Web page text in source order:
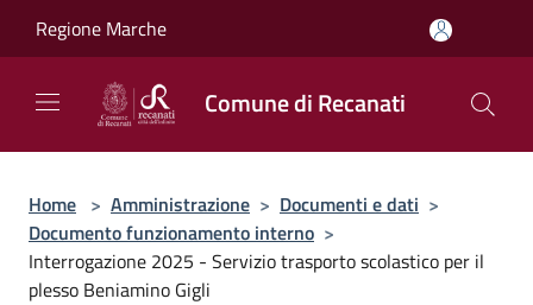
Regione Marche
Comune di Recanati
Home > Amministrazione > Documenti e dati >
Documento funzionamento interno >
Interrogazione 2025 - Servizio trasporto scolastico per il
plesso Beniamino Gigli